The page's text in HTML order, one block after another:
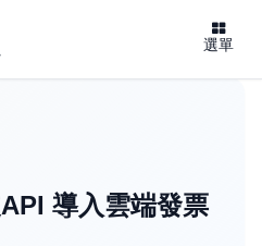
選單
導入雲端發票